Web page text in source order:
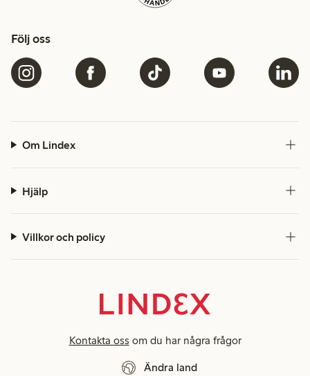
Följ oss
Om Lindex
Hjälp
Villkor och policy
Kontakta oss om du har några frågor
Ändra land